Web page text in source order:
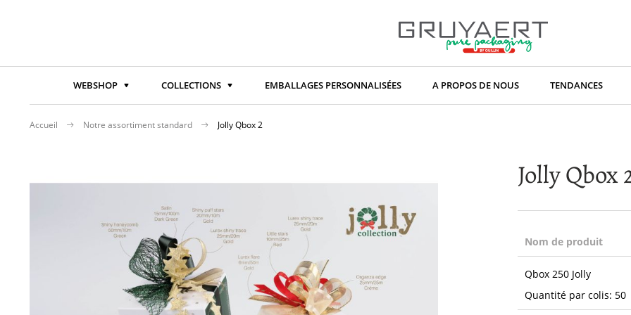
WEBSHOP COLLECTIONS EMBALLAGES PERSONNALISÉES A PROPOS DE NOUS TENDANCES
Accueil Notre assortiment standard Jolly Qbox 2
Jolly Qbox
du
produit
groupé
Nom de produit
Qbox 250 Jolly
Quantité par colis: 50
à